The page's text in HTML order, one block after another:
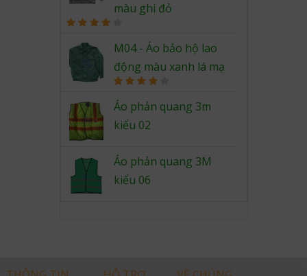
màu ghi đỏ
4.00out
of 5
M04 - Áo bảo hộ lao
động màu xanh lá mạ
4.00out
of 5
Áo phản quang 3m
kiểu 02
Áo phản quang 3M
kiểu 06